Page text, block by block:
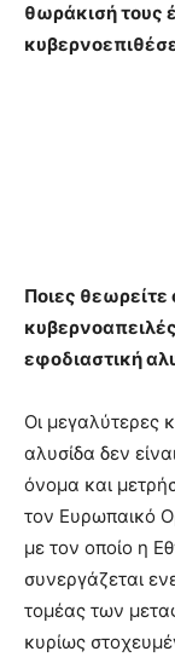
θωράκισή τους
Ποιες θεωρείτε
εφοδιαστική
Οι μεγαλύτερες
αλυσίδα δεν
όνομα και
τον Ευρωπαικό
με τον οποίο η
συνεργάζεται
τομέας των
κυρίως